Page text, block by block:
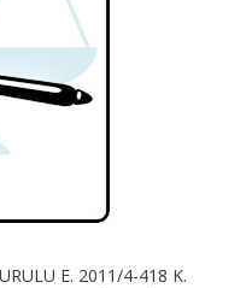
E. 2011/4-418 K.